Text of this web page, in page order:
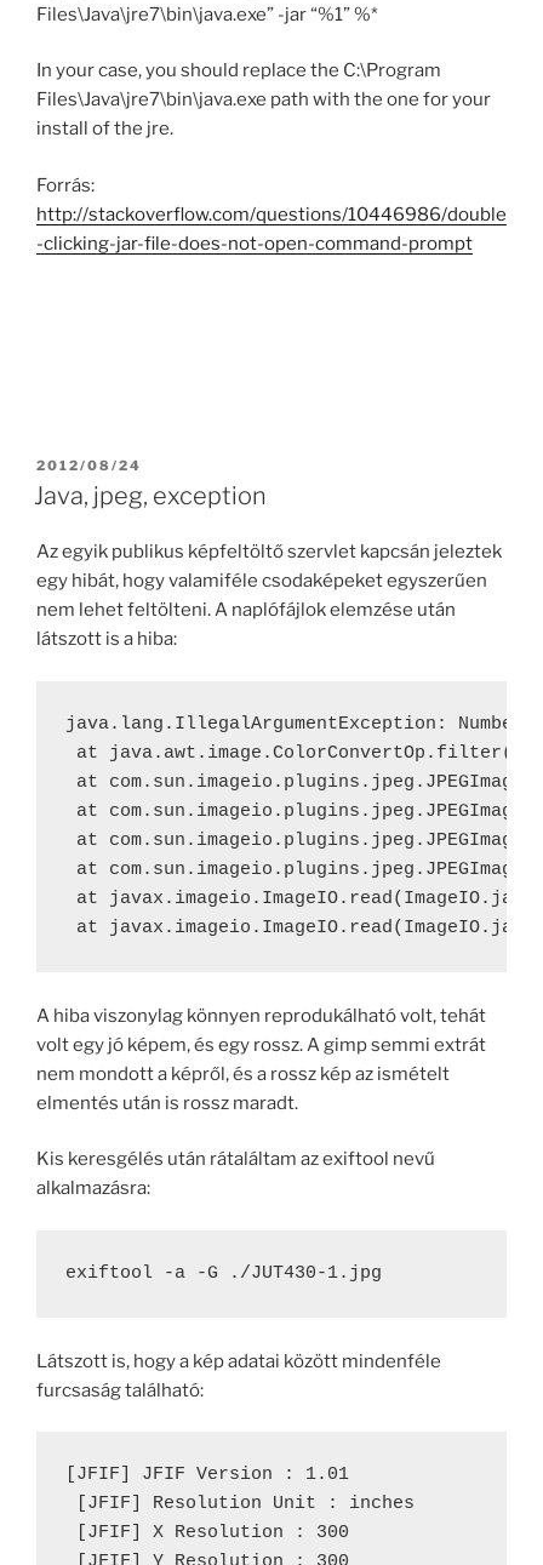
Files\Java\jre7\bin\java.exe” -jar “%1” %*
In your case, you should replace the C:\Program
Files\Java\jre7\bin\java.exe path with the one for your
install of the jre.
Forrás:
http://stackoverflow.com/questions/10446986/double
-clicking-jar-file-does-not-open-command-prompt
POSTED
ON
2012/08/24
Java, jpeg, exception
Az egyik publikus képfeltöltő szervlet kapcsán jeleztek
egy hibát, hogy valamiféle csodaképeket egyszerűen
nem lehet feltölteni. A naplófájlok elemzése után
látszott is a hiba:
java.lang.IllegalArgumentException:
at
at
at
at
at
at
at
A hiba viszonylag könnyen reprodukálható volt, tehát
volt egy jó képem, és egy rossz. A gimp semmi extrát
nem mondott a képről, és a rossz kép az ismételt
elmentés után is rossz maradt.
Kis keresgélés után rátaláltam az exiftool nevű
alkalmazásra:
exiftool -a -G ./JUT430-1.jpg
Látszott is, hogy a kép adatai között mindenféle
furcsaság található:
[JFIF] JFIF Version : 1.01
[JFIF] Resolution Unit : inches
[JFIF] X Resolution : 300